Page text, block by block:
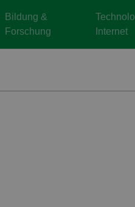
Bildung &
Forschung
Internet